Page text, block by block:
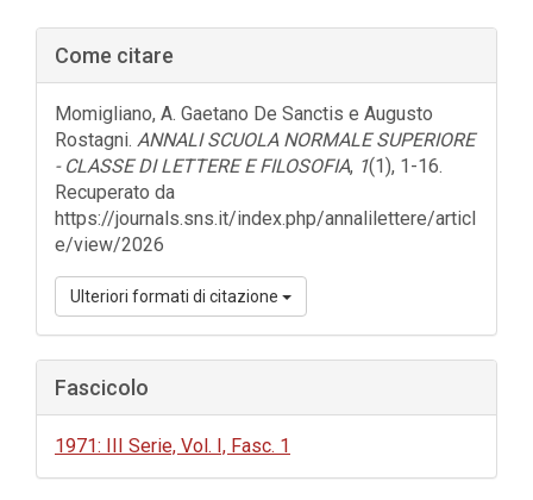
Barra
laterale
dell'articolo
Come citare
Momigliano, A. Gaetano De Sanctis e Augusto
Rostagni. ANNALI SCUOLA NORMALE SUPERIORE
- CLASSE DI LETTERE E FILOSOFIA, 1(1), 1-16.
Recuperato da
https://journals.sns.it/index.php/annalilettere/articl
e/view/2026
Ulteriori formati di citazione
Fascicolo
1971: III Serie, Vol. I, Fasc. 1